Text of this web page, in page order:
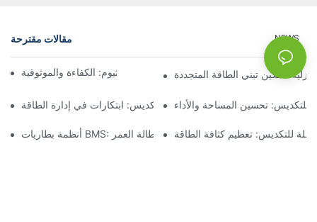
مقالات مقترحة NEWS
أنظمة تخزين بطاريات الليثيوم: الكفاءة والموثوقيةتمكين تبني الطاقة المتجددة
تخزين البطاريات القابلة للتكديس: ابتكارات في إدارة الطاقة
للتكديس: تحسين المساحة والأداء
أنظمة بطاريات BMS: تحسين الأداء وإطالة العمرللتكديس: تعظيم كثافة الطاقة